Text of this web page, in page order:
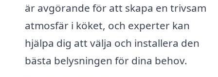
är avgörande för att skapa en trivsam
atmosfär i köket, och experter kan
hjälpa dig att välja och installera den
bästa belysningen för dina behov.